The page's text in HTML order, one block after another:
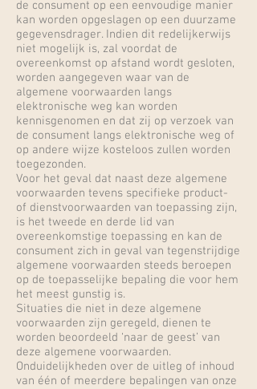
de consument op een eenvoudige manier
kan worden opgeslagen op een duurzame
gegevensdrager. Indien dit redelijkerwijs
niet mogelijk is, zal voordat de
overeenkomst op afstand wordt gesloten,
worden aangegeven waar van de
algemene voorwaarden langs
elektronische weg kan worden
kennisgenomen en dat zij op verzoek van
de consument langs elektronische weg of
op andere wijze kosteloos zullen worden
toegezonden.
Voor het geval dat naast deze algemene
voorwaarden tevens specifieke product-
of dienstvoorwaarden van toepassing zijn,
is het tweede en derde lid van
overeenkomstige toepassing en kan de
consument zich in geval van tegenstrijdige
algemene voorwaarden steeds beroepen
op de toepasselijke bepaling die voor hem
het meest gunstig is.
Situaties die niet in deze algemene
voorwaarden zijn geregeld, dienen te
worden beoordeeld ‘naar de geest’ van
deze algemene voorwaarden.
Onduidelijkheden over de uitleg of inhoud
van één of meerdere bepalingen van onze